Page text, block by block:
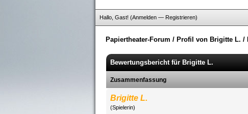
Hallo, Gast! (Anmelden — Registrieren)
Papiertheater-Forum / Profil von Brigitte L. /
Bewertungsbericht für Brigitte L.
Zusammenfassung
Brigitte L.
(Spielerin)